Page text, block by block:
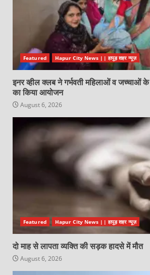
Featured Hapur City News || हापुड़ शहर न्यूज़
इनर व्हील क्लब ने गर्भवती महिलाओं व जच्चाओं के
का किया आयोजन
August 6, 2026
Featured Hapur City News || हापुड़ शहर न्यूज़
दो माह से लापता व्यक्ति की सड़क हादसे में मौत
August 6, 2026